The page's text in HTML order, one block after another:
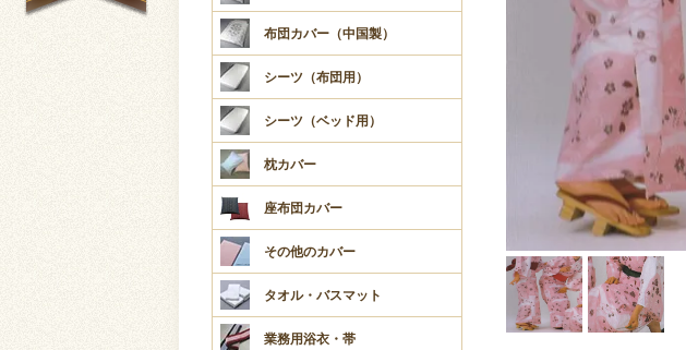
布団カバー（中国製）
シーツ（布団用）
シーツ（ベッド用）
枕カバー
座布団カバー
その他のカバー
タオル・バスマット
業務用浴衣・帯